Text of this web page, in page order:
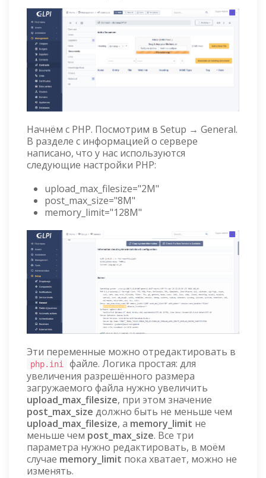
Начнём с PHP. Посмотрим в Setup → General.
В разделе с информацией о сервере
написано, что у нас используются
следующие настройки PHP:
upload_max_filesize="2M"
post_max_size="8M"
memory_limit="128M"
Эти переменные можно отредактировать в
php.ini
файле. Логика простая: для
увеличения разрешённого размера
загружаемого файла нужно увеличить
upload_max_filesize, при этом значение
post_max_size должно быть не меньше чем
upload_max_filesize, а memory_limit не
меньше чем post_max_size. Все три
параметра нужно редактировать, в моём
случае memory_limit пока хватает, можно не
изменять.